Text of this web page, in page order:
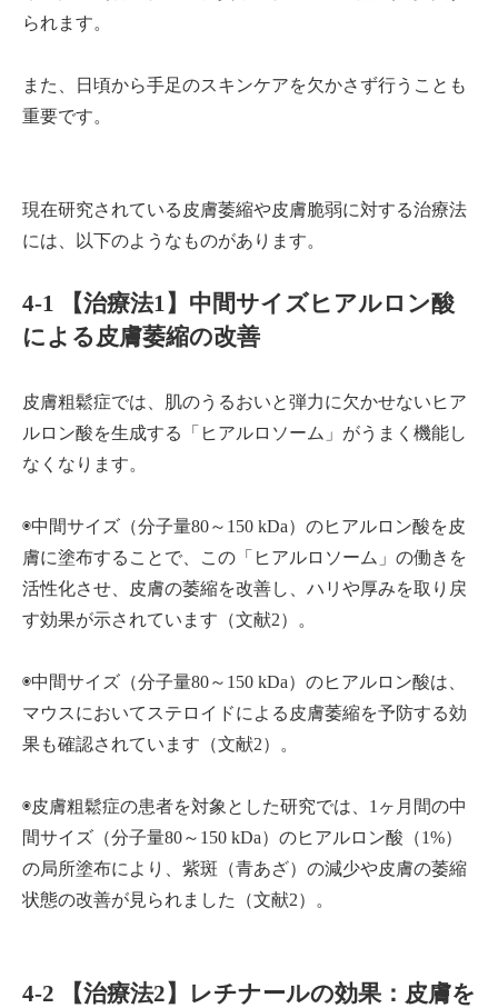
られます。
また、日頃から手足のスキンケアを欠かさず行うことも
重要です。
現在研究されている皮膚萎縮や皮膚脆弱に対する治療法
には、以下のようなものがあります。
4-1 【治療法1】中間サイズヒアルロン酸
による皮膚萎縮の改善
皮膚粗鬆症では、肌のうるおいと弾力に欠かせないヒア
ルロン酸を生成する「ヒアルロソーム」がうまく機能し
なくなります。
◉中間サイズ（分子量80～150 kDa）のヒアルロン酸を皮
膚に塗布することで、この「ヒアルロソーム」の働きを
活性化させ、皮膚の萎縮を改善し、ハリや厚みを取り戻
す効果が示されています（文献2）。
◉中間サイズ（分子量80～150 kDa）のヒアルロン酸は、
マウスにおいてステロイドによる皮膚萎縮を予防する効
果も確認されています（文献2）。
◉皮膚粗鬆症の患者を対象とした研究では、1ヶ月間の中
間サイズ（分子量80～150 kDa）のヒアルロン酸（1%）
の局所塗布により、紫斑（青あざ）の減少や皮膚の萎縮
状態の改善が見られました（文献2）。
4-2 【治療法2】レチナールの効果：皮膚を